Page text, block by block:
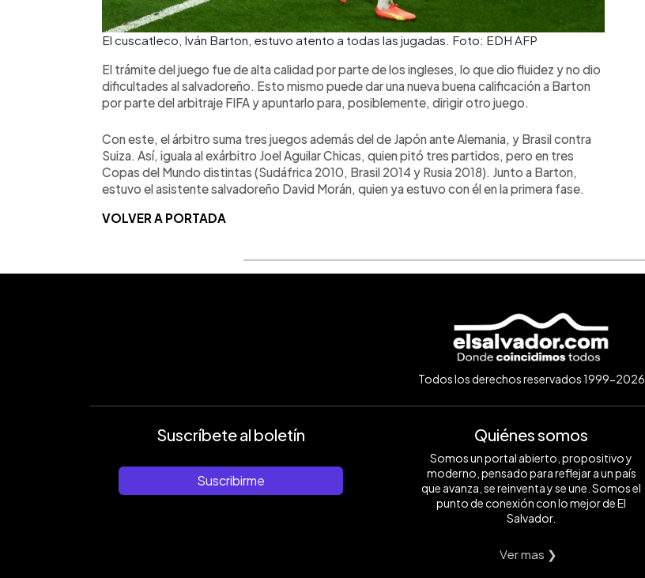
El cuscatleco, Iván Barton, estuvo atento a todas las jugadas. Foto: EDH AFP
El trámite del juego fue de alta calidad por parte de los ingleses, lo que dio fluidez y no dio
dificultades al salvadoreño. Esto mismo puede dar una nueva buena calificación a Barton
por parte del arbitraje FIFA y apuntarlo para, posiblemente, dirigir otro juego.
Con este, el árbitro suma tres juegos además del de Japón ante Alemania, y Brasil contra
Suiza. Así, iguala al exárbitro Joel Aguilar Chicas, quien pitó tres partidos, pero en tres
Copas del Mundo distintas (Sudáfrica 2010, Brasil 2014 y Rusia 2018). Junto a Barton,
estuvo el asistente salvadoreño David Morán, quien ya estuvo con él en la primera fase.
VOLVER A PORTADA
Todos los derechos reservados 1999-2026
Suscríbete al boletín
Suscribirme
Quiénes somos
Somos un portal abierto, propositivo y
moderno, pensado para reflejar a un país
que avanza, se reinventa y se une. Somos el
punto de conexión con lo mejor de El
Salvador.
Ver mas ❯